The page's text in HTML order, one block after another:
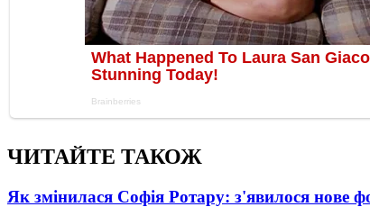
ЧИТАЙТЕ ТАКОЖ
Як змінилася Софія Ротару: з'явилося нове